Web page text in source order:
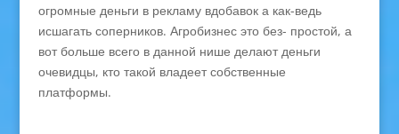
огромные деньги в рекламу вдобавок а как-ведь
исшагать соперников. Агробизнес это без- простой, а
вот больше всего в данной нише делают деньги
очевидцы, кто такой владеет собственные
платформы.